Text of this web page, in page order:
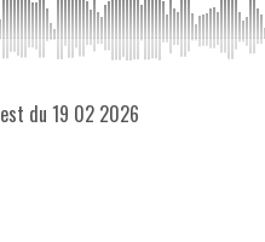
du 19 02 2026